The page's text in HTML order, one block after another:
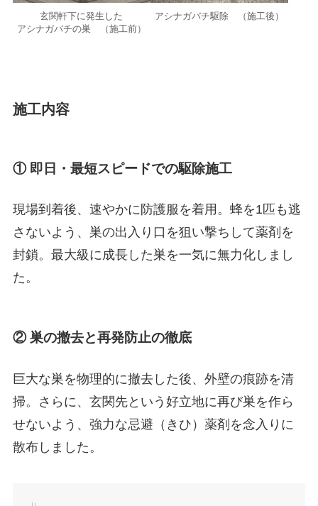
玄関軒下に発生した
アシナガバチの巣 （施工前）
アシナガバチ駆除 （施工後）
施工内容
① 即日・最短スピードでの駆除施工
現場到着後、速やかに防護服を着用。蜂を1匹も逃
さないよう、巣の出入り口を狙い撃ちして薬剤を
封鎖。最大級に成長した巣を一気に無力化しまし
た。
② 巣の撤去と再発防止の徹底
巨大な巣を物理的に撤去した後、外壁の痕跡を清
掃。さらに、玄関先という好立地に再び巣を作ら
せないよう、強力な忌避（きひ）薬剤を念入りに
散布しました。